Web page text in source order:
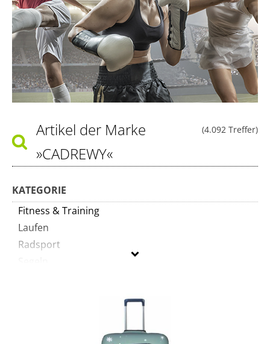
(4.092 Treffer)
Artikel der Marke
»CADREWY«
KATEGORIE
Fitness & Training
Laufen
Radsport